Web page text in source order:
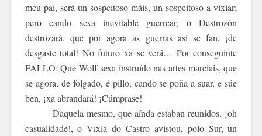
meu pai, será un sospeitoso máis, un sospeitoso a vixiar;
pero cando sexa inevitable guerrear, oDestrozón
destrozará, que por agora as guerras así se fan, ¡de
desgaste total! No futuro xa se verá… Por conseguinte
FALLO: Que Wolf sexa instruído nas artes marciais, que
se agora, de folgado, é pillo, cando se poña a suar, e súe
ben, ¡xa abrandará! ¡Cúmprase!
Daquela mesmo, que aínda estaban reunidos, ¡oh
casualidade!, o Vixía do Castro avistou, polo Sur, un